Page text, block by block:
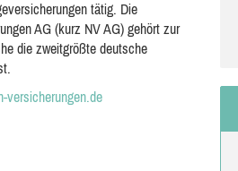
tätig. Die
AG (kurz NV AG) gehört zur
die zweitgrößte deutsche
versicherungen.de